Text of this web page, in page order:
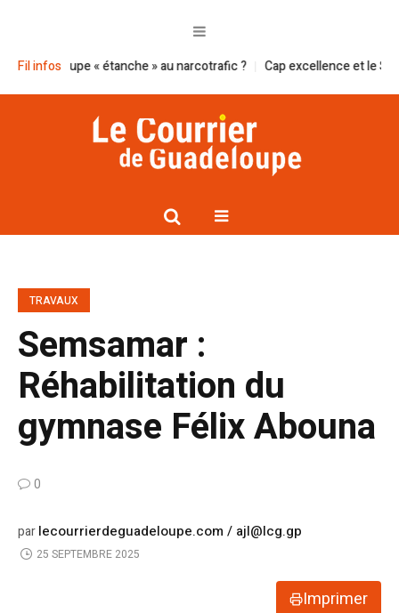
Fil infos« étanche » au narcotrafic ? Cap excellence et le Smgeag
TRAVAUX
Semsamar :
Réhabilitation du
gymnase Félix Abouna
0
parlecourrierdeguadeloupe.com / ajl@lcg.gp
25 SEPTEMBRE 2025
Imprimer